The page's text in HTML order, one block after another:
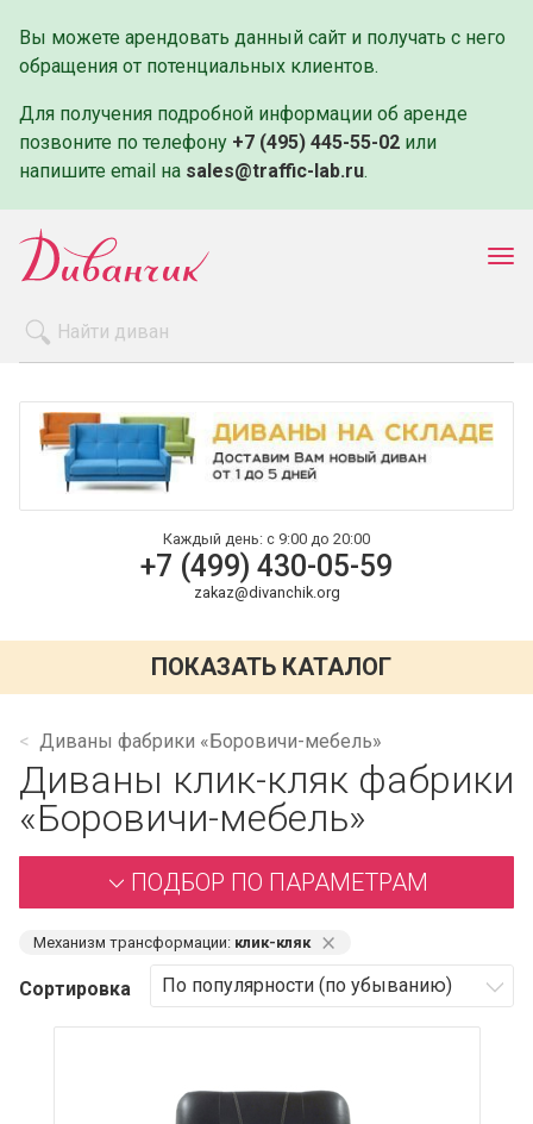
Вы можете арендовать данный сайт и получать с него
обращения от потенциальных клиентов.
Для получения подробной информации об аренде
позвоните по телефону +7 (495) 445-55-02 или
напишите email на sales@traffic-lab.ru.
Оплата и доставка
Контакты
Каждый день: с 9:00 до 20:00
+7 (499) 430-05-59
zakaz@divanchik.org
ПОКАЗАТЬ КАТАЛОГ
Диваны фабрики «Боровичи-мебель»
Диваны клик-кляк фабрики
«Боровичи-мебель»
ПОДБОР ПО ПАРАМЕТРАМ
Механизм трансформации: клик-кляк ⨯
Сортировка